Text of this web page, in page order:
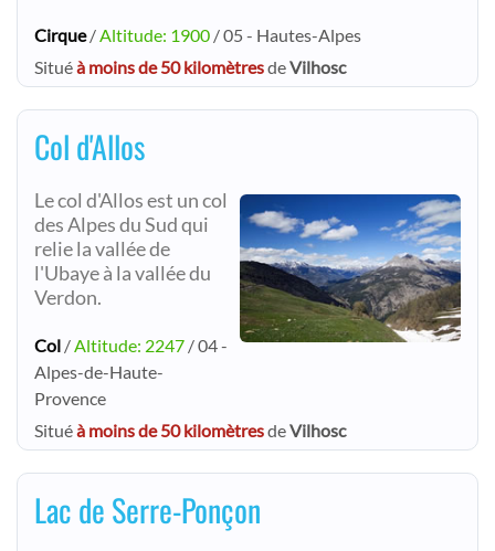
Cirque/Altitude: 1900 / 05 - Hautes-Alpes
Situéà moins de 50 kilomètresdeVilhosc
Col d'Allos
Le col d'Allos est un col
des Alpes du Sud qui
relie la vallée de
l'Ubaye à la vallée du
Verdon.
Col /Altitude: 2247 / 04 -
Alpes-de-Haute-
Provence
Situéà moins de 50 kilomètresdeVilhosc
Lac de Serre-Ponçon